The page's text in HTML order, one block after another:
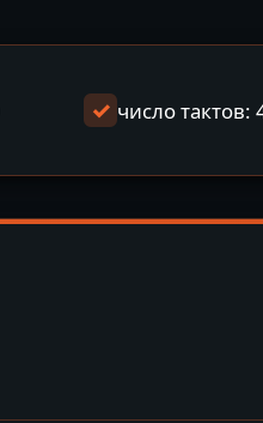
число тактов: